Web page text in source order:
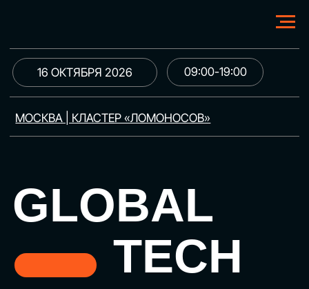
МОСКВА | КЛАСТЕР «ЛОМОНОСОВ»
GLOBAL
TECH
FORUM
Цифровая трансформация
и автоматизация бизнеса
09:00-19:00
16 ОКТЯБРЯ 2026